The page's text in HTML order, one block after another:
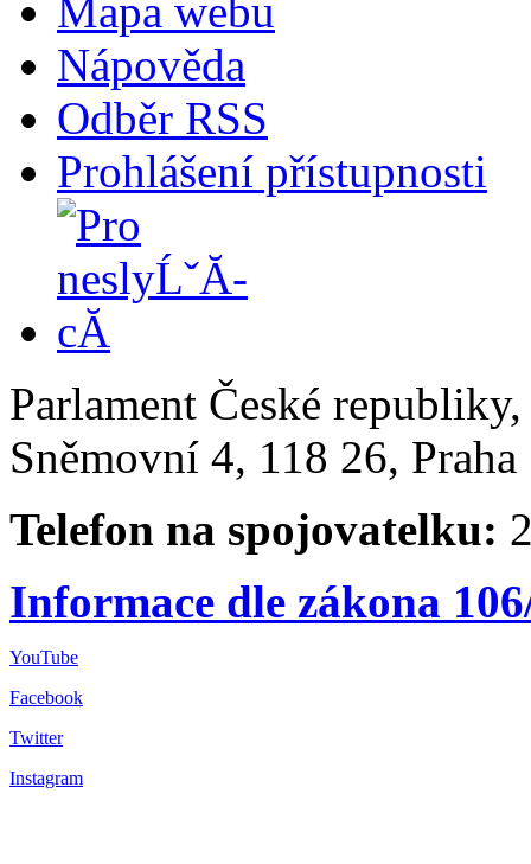
Mapa webu
Nápověda
Odběr RSS
Prohlášení přístupnosti
Parlament České
Sněmovní 4, 118 26,
Telefon na spojovatelku:
Informace dle zákona
YouTube
Facebook
Twitter
Instagram